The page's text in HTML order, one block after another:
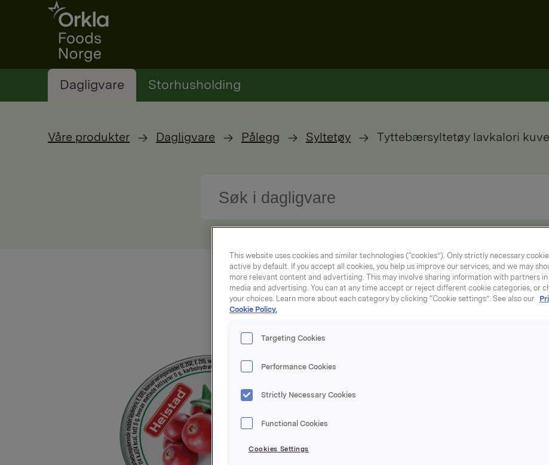
Go to frontpage
Dagligvare Storhusholding
Våre produkter Dagligvare Pålegg Syltetøy Tyttebærsyltetøy lavkalori
lavkalori
Varenummer:
This website uses cookies and similar technologies (“cookies”). Only strictly necessary
active by default. If you accept all cookies, you help us improve our services, and we may
more relevant content and advertising. This may involve sharing information with partners in
media and advertising. You can at any time accept or reject different cookie categories, or
your choices. Learn more about each category by clicking “Cookie settings”. See also our
Cookie Policy.
Targeting Cookies
Performance Cookies
Strictly Necessary Cookies
Functional Cookies
Cookies Settings